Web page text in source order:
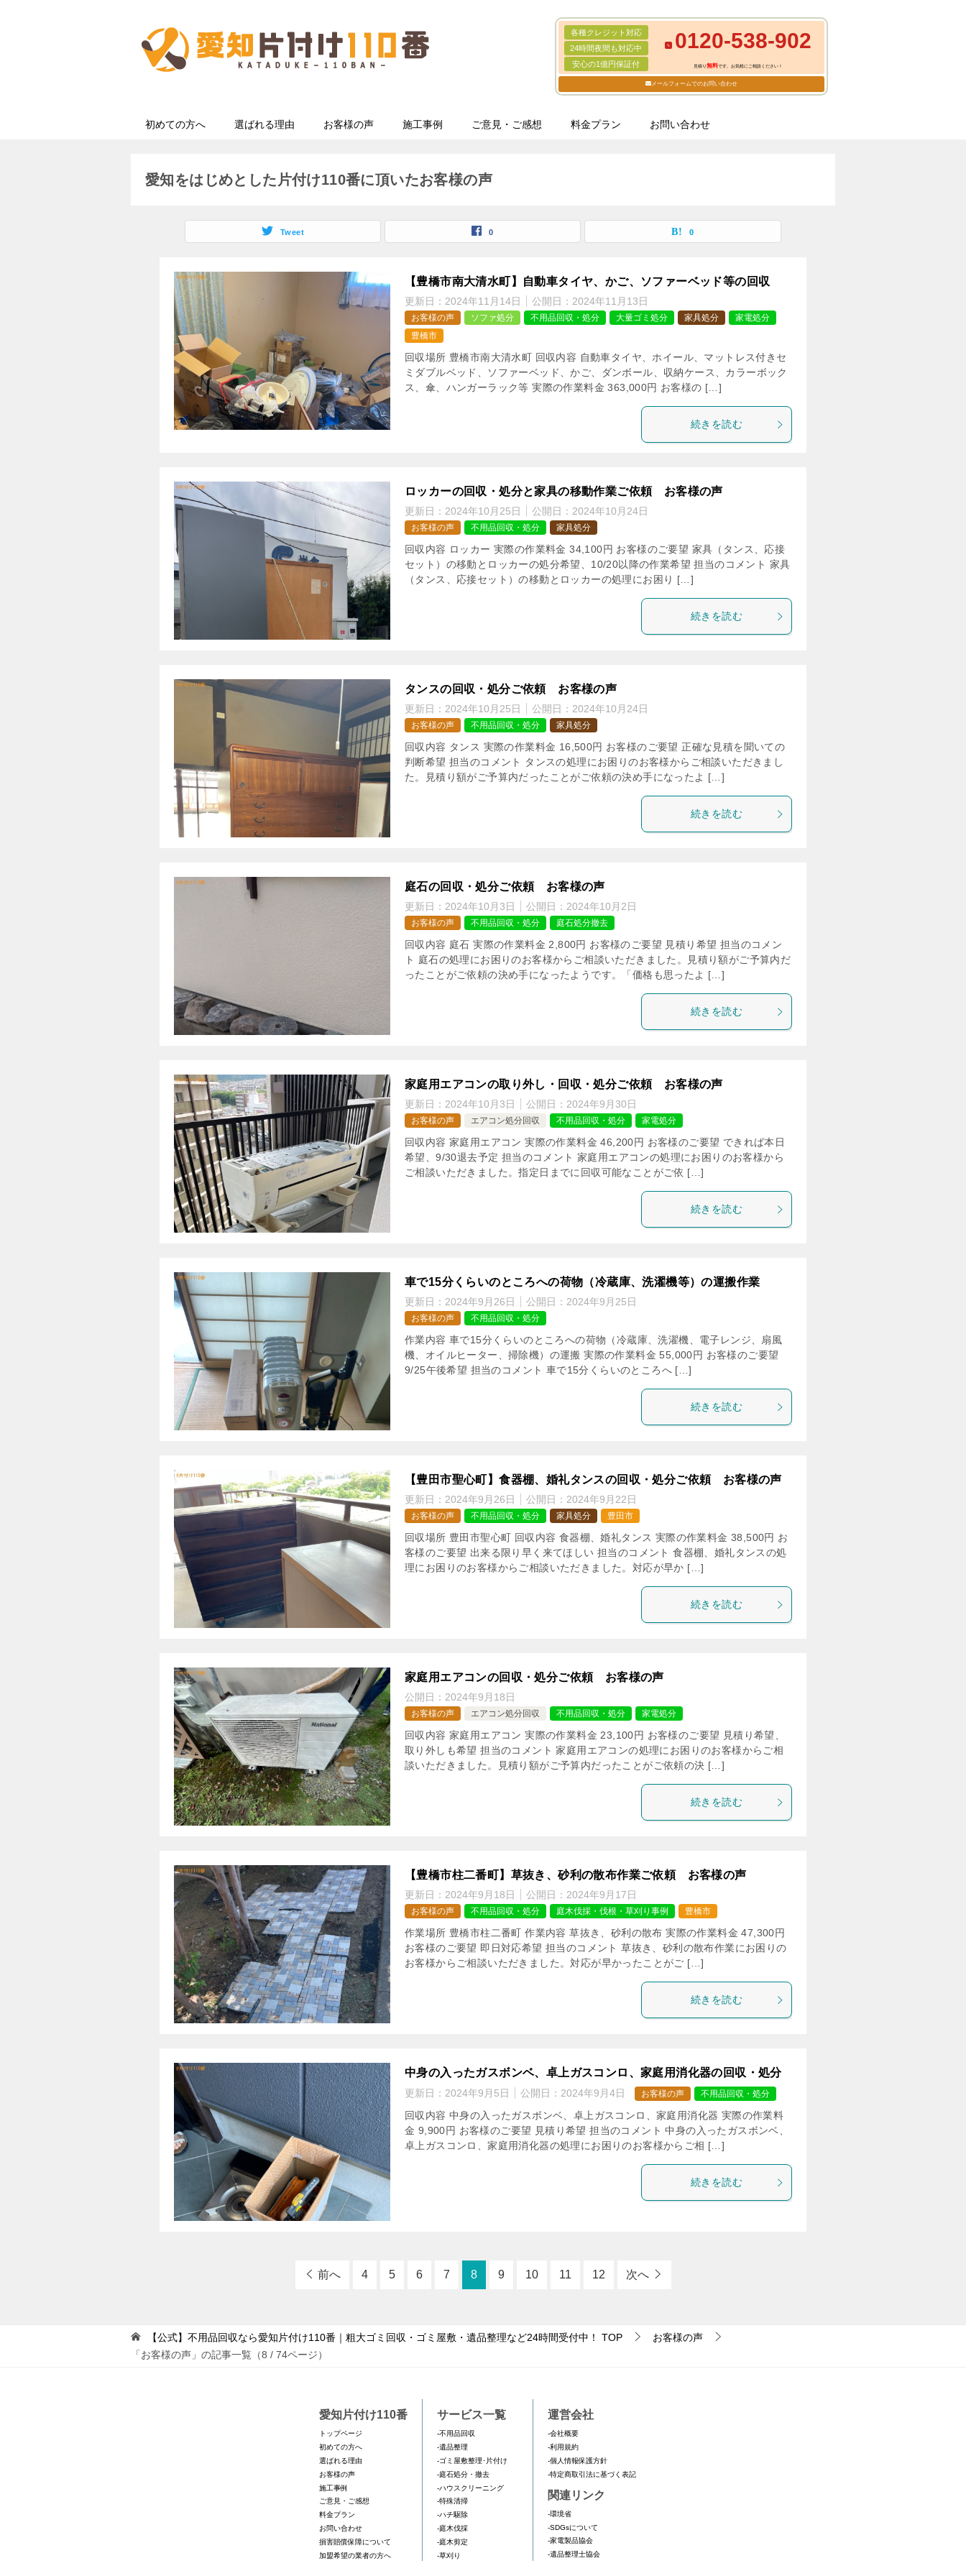
各種クレジット対応
24時間夜間も対応中
安心の1億円保証付
0120-538-902
見積り無料です。お気軽にご相談ください！
メールフォームでのお問い合わせ
初めての方へ 選ばれる理由 お客様の声 施工事例 ご意見・ご感想 料金プラン お問い合わせ
愛知をはじめとした片付け110番に頂いたお客様の声
Tweet 0 0
【豊橋市南大清水町】自動車タイヤ、かご、ソファーベッド等の回収
更新日： 2024年11月14日 公開日： 2024年11月13日
お客様の声 ソファ処分 不用品回収・処分 大量ゴミ処分 家具処分
家電処分
豊橋市
回収場所 豊橋市南大清水町 回収内容 自動車タイヤ、ホイール、マットレス付きセ
ミダブルベッド、ソファーベッド、かご、ダンボール、収納ケース、カラーボック
ス、傘、ハンガーラック等 実際の作業料金 363,000円 お客様の […]
続きを読む
ロッカーの回収・処分と家具の移動作業ご依頼 お客様の声
更新日： 2024年10月25日 公開日： 2024年10月24日
お客様の声 不用品回収・処分 家具処分
回収内容 ロッカー 実際の作業料金 34,100円 お客様のご要望 家具（タンス、応接
セット）の移動とロッカーの処分希望、10/20以降の作業希望 担当のコメント 家具
（タンス、応接セット）の移動とロッカーの処理にお困り […]
続きを読む
タンスの回収・処分ご依頼 お客様の声
更新日： 2024年10月25日 公開日： 2024年10月24日
お客様の声 不用品回収・処分 家具処分
回収内容 タンス 実際の作業料金 16,500円 お客様のご要望 正確な見積を聞いての
判断希望 担当のコメント タンスの処理にお困りのお客様からご相談いただきまし
た。見積り額がご予算内だったことがご依頼の決め手になったよ […]
続きを読む
庭石の回収・処分ご依頼 お客様の声
更新日： 2024年10月3日 公開日： 2024年10月2日
お客様の声 不用品回収・処分 庭石処分撤去
回収内容 庭石 実際の作業料金 2,800円 お客様のご要望 見積り希望 担当のコメン
ト 庭石の処理にお困りのお客様からご相談いただきました。見積り額がご予算内だ
ったことがご依頼の決め手になったようです。「価格も思ったよ […]
続きを読む
家庭用エアコンの取り外し・回収・処分ご依頼 お客様の声
更新日： 2024年10月3日 公開日： 2024年9月30日
お客様の声 エアコン処分回収 不用品回収・処分 家電処分
回収内容 家庭用エアコン 実際の作業料金 46,200円 お客様のご要望 できれば本日
希望、9/30退去予定 担当のコメント 家庭用エアコンの処理にお困りのお客様から
ご相談いただきました。指定日までに回収可能なことがご依 […]
続きを読む
車で15分くらいのところへの荷物（冷蔵庫、洗濯機等）の運搬作業
更新日： 2024年9月26日 公開日： 2024年9月25日
お客様の声 不用品回収・処分
作業内容 車で15分くらいのところへの荷物（冷蔵庫、洗濯機、電子レンジ、扇風
機、オイルヒーター、掃除機）の運搬 実際の作業料金 55,000円 お客様のご要望
9/25午後希望 担当のコメント 車で15分くらいのところへ […]
続きを読む
【豊田市聖心町】食器棚、婚礼タンスの回収・処分ご依頼 お客様の声
更新日： 2024年9月26日 公開日： 2024年9月22日
お客様の声 不用品回収・処分 家具処分 豊田市
回収場所 豊田市聖心町 回収内容 食器棚、婚礼タンス 実際の作業料金 38,500円 お
客様のご要望 出来る限り早く来てほしい 担当のコメント 食器棚、婚礼タンスの処
理にお困りのお客様からご相談いただきました。対応が早か […]
続きを読む
家庭用エアコンの回収・処分ご依頼 お客様の声
公開日： 2024年9月18日
お客様の声 エアコン処分回収 不用品回収・処分 家電処分
回収内容 家庭用エアコン 実際の作業料金 23,100円 お客様のご要望 見積り希望、
取り外しも希望 担当のコメント 家庭用エアコンの処理にお困りのお客様からご相
談いただきました。見積り額がご予算内だったことがご依頼の決 […]
続きを読む
【豊橋市柱二番町】草抜き、砂利の散布作業ご依頼 お客様の声
更新日： 2024年9月18日 公開日： 2024年9月17日
お客様の声 不用品回収・処分 庭木伐採・伐根・草刈り事例 豊橋市
作業場所 豊橋市柱二番町 作業内容 草抜き、砂利の散布 実際の作業料金 47,300円
お客様のご要望 即日対応希望 担当のコメント 草抜き、砂利の散布作業にお困りの
お客様からご相談いただきました。対応が早かったことがご […]
続きを読む
中身の入ったガスボンベ、卓上ガスコンロ、家庭用消化器の回収・処分
更新日： 2024年9月5日 公開日： 2024年9月4日 お客様の声 不用品回収・処分
回収内容 中身の入ったガスボンベ、卓上ガスコンロ、家庭用消化器 実際の作業料
金 9,900円 お客様のご要望 見積り希望 担当のコメント 中身の入ったガスボンベ、
卓上ガスコンロ、家庭用消化器の処理にお困りのお客様からご相 […]
続きを読む
前へ 4 5 6 7 8 9 10 11 12 次へ
【公式】不用品回収なら愛知片付け110番｜粗大ゴミ回収・ゴミ屋敷・遺品整理など24時間受付中！ TOP
お客様の声
「お客様の声」の記事一覧（8 / 74ページ）
愛知片付け110番
トップページ
初めての方へ
選ばれる理由
お客様の声
施工事例
ご意見・ご感想
料金プラン
お問い合わせ
損害賠償保障について
加盟希望の業者の方へ
サービス一覧
-不用品回収
-遺品整理
-ゴミ屋敷整理･片付け
-庭石処分・撤去
-ハウスクリーニング
-特殊清掃
-ハチ駆除
-庭木伐採
-庭木剪定
-草刈り
運営会社
-会社概要
-利用規約
-個人情報保護方針
-特定商取引法に基づく表記
関連リンク
-環境省
-SDGsについて
-家電製品協会
-遺品整理士協会